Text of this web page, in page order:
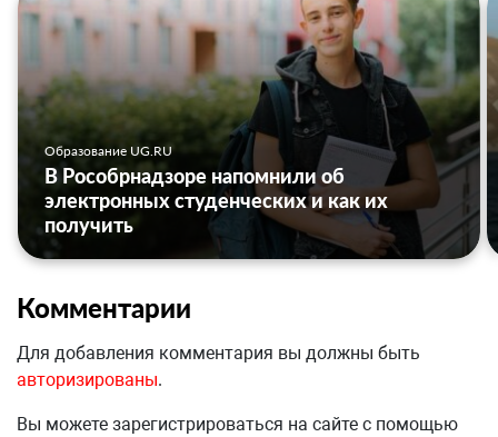
Образование UG.RU
В Рособрнадзоре напомнили об
электронных студенческих и как их
получить
Комментарии
Для добавления комментария вы должны быть
авторизированы.
Вы можете зарегистрироваться на сайте с помощью